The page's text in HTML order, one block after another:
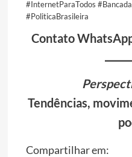
#InternetParaTodos
#PoliticaBrasileira
Contato
Tendências,
Compartilhar em: